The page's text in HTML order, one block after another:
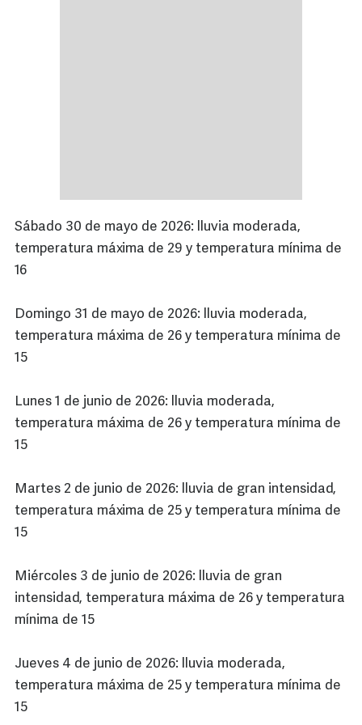
Sábado 30 de mayo de 2026: lluvia moderada,
temperatura máxima de 29 y temperatura mínima de
16
Domingo 31 de mayo de 2026: lluvia moderada,
temperatura máxima de 26 y temperatura mínima de
15
Lunes 1 de junio de 2026: lluvia moderada,
temperatura máxima de 26 y temperatura mínima de
15
Martes 2 de junio de 2026: lluvia de gran intensidad,
temperatura máxima de 25 y temperatura mínima de
15
Miércoles 3 de junio de 2026: lluvia de gran
intensidad, temperatura máxima de 26 y temperatura
mínima de 15
Jueves 4 de junio de 2026: lluvia moderada,
temperatura máxima de 25 y temperatura mínima de
15